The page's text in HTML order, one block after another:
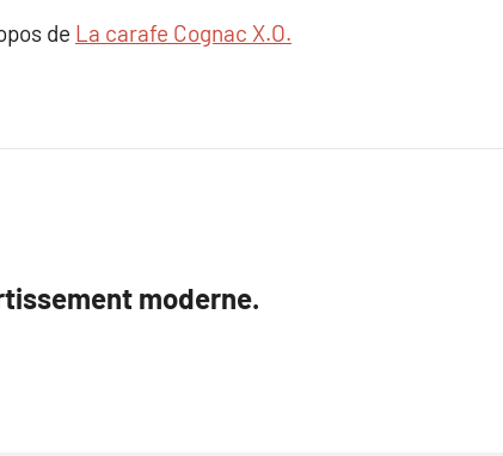
de La carafe Cognac X.O.
moderne.